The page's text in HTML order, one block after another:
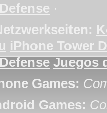
·
iPhone Tower
Juegos
Games:
Games: